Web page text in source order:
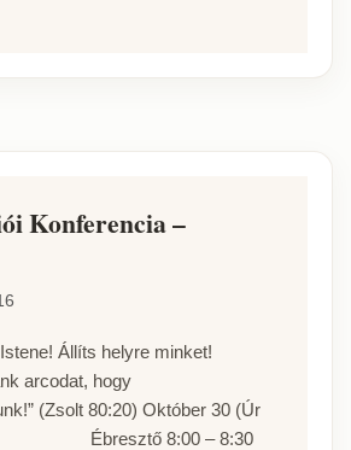
Konferencia –
Állíts helyre minket!
arcodat, hogy
(Zsolt 80:20) Október 30 (Úr
Ébresztő 8:00 – 8:30